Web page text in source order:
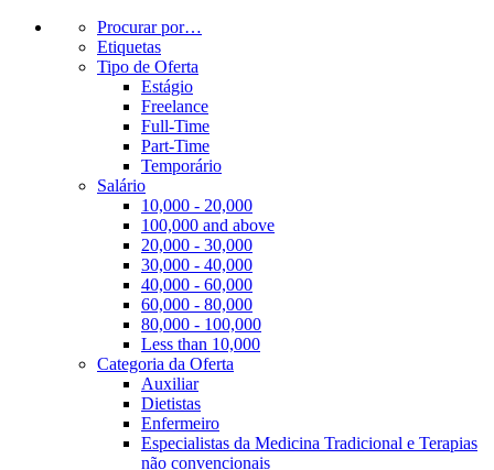
Procurar por…
Etiquetas
Tipo de Oferta
Estágio
Freelance
Full-Time
Part-Time
Temporário
Salário
10,000 - 20,000
100,000 and above
20,000 - 30,000
30,000 - 40,000
40,000 - 60,000
60,000 - 80,000
80,000 - 100,000
Less than 10,000
Categoria da Oferta
Auxiliar
Dietistas
Enfermeiro
Especialistas da Medicina Tradicional e Terapias
não convencionais